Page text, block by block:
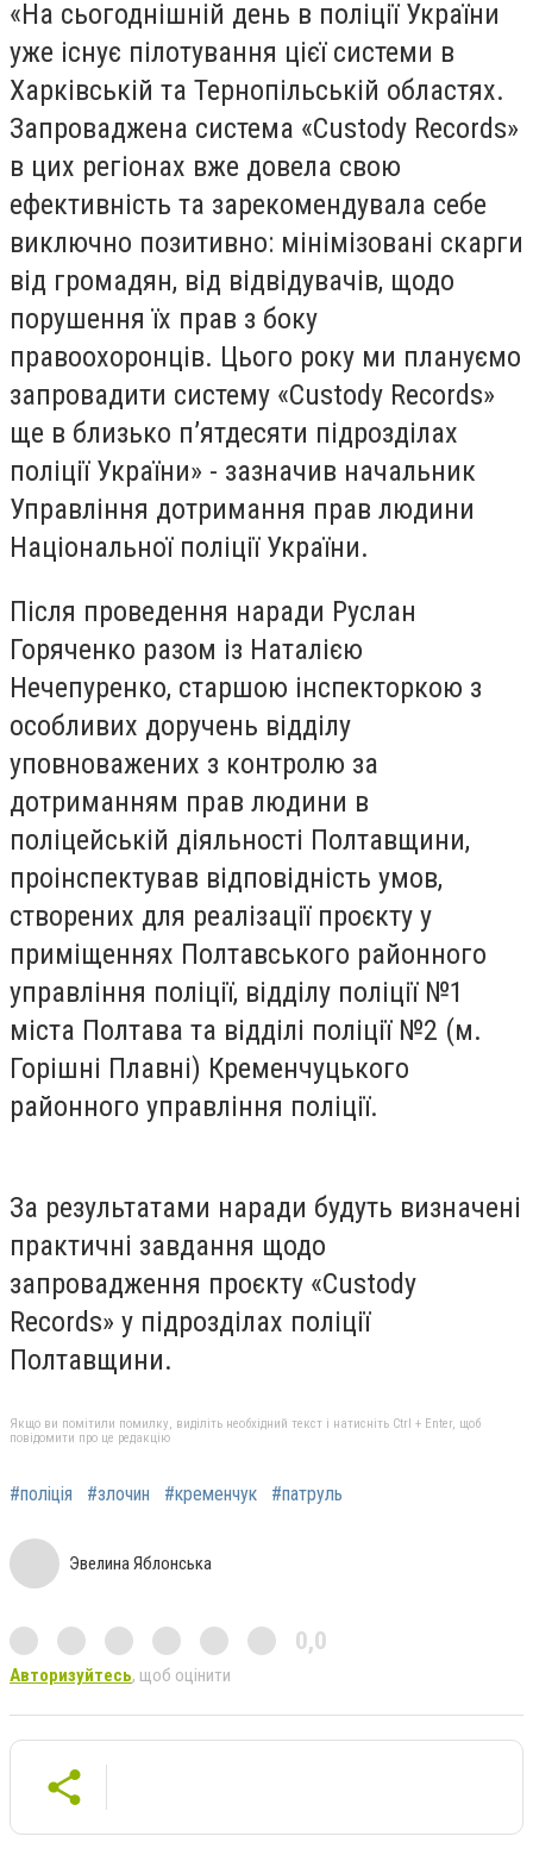
«На сьогоднішній день в поліції України
уже існує пілотування цієї системи в
Харківській та Тернопільській областях.
Запроваджена система «Custody Records»
в цих регіонах вже довела свою
ефективність та зарекомендувала себе
виключно позитивно: мінімізовані скарги
від громадян, від відвідувачів, щодо
порушення їх прав з боку
правоохоронців. Цього року ми плануємо
запровадити систему «Custody Records»
ще в близько п’ятдесяти підрозділах
поліції України» - зазначив начальник
Управління дотримання прав людини
Національної поліції України.
Після проведення наради Руслан
Горяченко разом із Наталією
Нечепуренко, старшою інспекторкою з
особливих доручень відділу
уповноважених з контролю за
дотриманням прав людини в
поліцейській діяльності Полтавщини,
проінспектував відповідність умов,
створених для реалізації проєкту у
приміщеннях Полтавського районного
управління поліції, відділу поліції №1
міста Полтава та відділі поліції №2 (м.
Горішні Плавні) Кременчуцького
районного управління поліції.
За результатами наради будуть визначені
практичні завдання щодо
запровадження проєкту «Custody
Records» у підрозділах поліції
Полтавщини.
Якщо ви помітили помилку, виділіть необхідний текст і натисніть Ctrl + Enter, щоб
повідомити про це редакцію
#поліція #злочин #кременчук #патруль
Эвелина Яблонська
0,0
Авторизуйтесь, щоб оцінити